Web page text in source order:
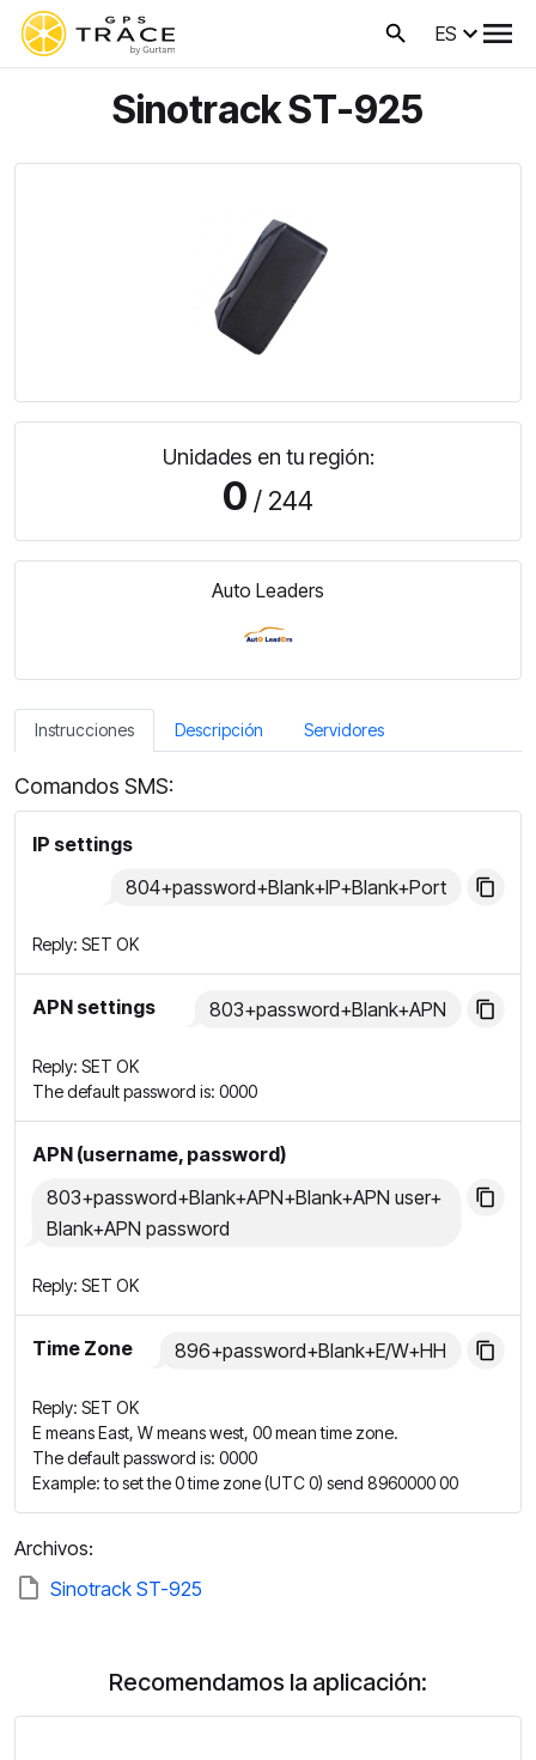
ES
Sinotrack ST-925
Unidades en tu región:
0 / 244
Auto Leaders
Instrucciones Descripción Servidores
Comandos SMS:
IP settings
804+password+Blank+IP+Blank+Port
Reply: SET OK
APN settings 803+password+Blank+APN
Reply: SET OK
The default password is: 0000
APN (username, password)
803+password+Blank+APN+Blank+APN user+
Blank+APN password
Reply: SET OK
Time Zone 896+password+Blank+E/W+HH
Reply: SET OK
E means East, W means west, 00 mean time zone.
The default password is: 0000
Example: to set the 0 time zone (UTC 0) send 8960000 00
Archivos:
Sinotrack ST-925
Recomendamos la aplicación: